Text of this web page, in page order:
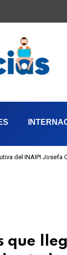
del INAIPI Josefa
que